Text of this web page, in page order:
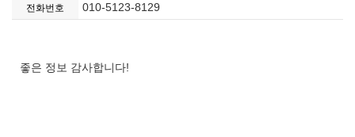
전화번호 010-5123-8129
좋은 정보 감사합니다!